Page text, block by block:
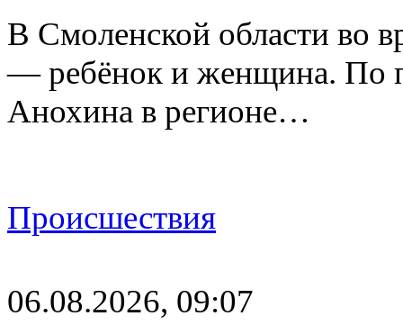
В Смоленской области во
— ребёнок и женщина. По
Анохина в регионе…
Происшествия
06.08.2026, 09:07